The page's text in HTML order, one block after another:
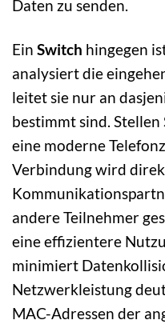
Daten zu senden.
Ein Switch hingegen
analysiert die
leitet sie nur an
bestimmt sind.
eine moderne
Verbindung wird
andere Teilnehmer
eine effizientere
minimiert
Netzwerkleistung
MAC-Adressen der